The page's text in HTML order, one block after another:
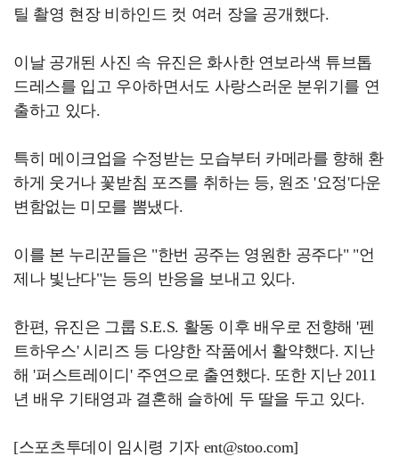
틸 촬영 현장 비하인드 컷 여러 장을 공개했다.
이날 공개된 사진 속 유진은 화사한 연보라색 튜브톱
드레스를 입고 우아하면서도 사랑스러운 분위기를 연
출하고 있다.
특히 메이크업을 수정받는 모습부터 카메라를 향해 환
하게 웃거나 꽃받침 포즈를 취하는 등, 원조 '요정'다운
변함없는 미모를 뽐냈다.
이를 본 누리꾼들은 "한번 공주는 영원한 공주다" "언
제나 빛난다"는 등의 반응을 보내고 있다.
한편, 유진은 그룹 S.E.S. 활동 이후 배우로 전향해 '펜
트하우스' 시리즈 등 다양한 작품에서 활약했다. 지난
해 '퍼스트레이디' 주연으로 출연했다. 또한 지난 2011
년 배우 기태영과 결혼해 슬하에 두 딸을 두고 있다.
[스포츠투데이 임시령 기자 ent@stoo.com]